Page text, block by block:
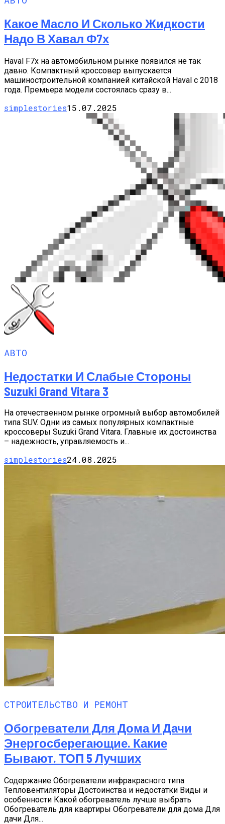
Какое Масло И Сколько Жидкости
Надо В Хавал Ф7х
Haval F7х на автомобильном рынке появился не так
давно. Компактный кроссовер выпускается
машиностроительной компанией китайской Haval с 2018
года. Премьера модели состоялась сразу в...
simplestories15.07.2025
АВТО
Недостатки И Слабые Стороны
Suzuki Grand Vitara 3
На отечественном рынке огромный выбор автомобилей
типа SUV. Одни из самых популярных компактные
кроссоверы Suzuki Grand Vitara. Главные их достоинства
– надежность, управляемость и...
simplestories24.08.2025
СТРОИТЕЛЬСТВО И РЕМОНТ
Обогреватели Для Дома И Дачи
Энергосберегающие. Какие
Бывают. ТОП 5 Лучших
Содержание Обогреватели инфракрасного типа
Тепловентиляторы Достоинства и недостатки Виды и
особенности Какой обогреватель лучше выбрать
Обогреватель для квартиры Обогреватели для дома Для
дачи Для...